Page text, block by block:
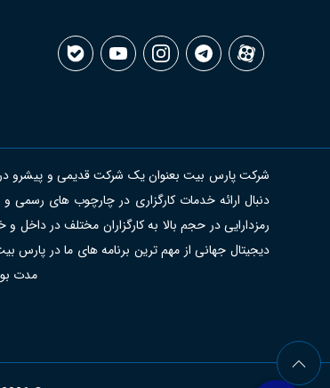
شرکت پارس بیت بعنوان یک شرکت قدیمی و پیشرو در
دنبال ارائه خدمات کارگزاری در چارچوب های
رمزدارایی در حجم بالا به کارگزاران مختلف در داخل
دیجیتال جهانی از مهم ترین برنامه های ما در پارس
مدت